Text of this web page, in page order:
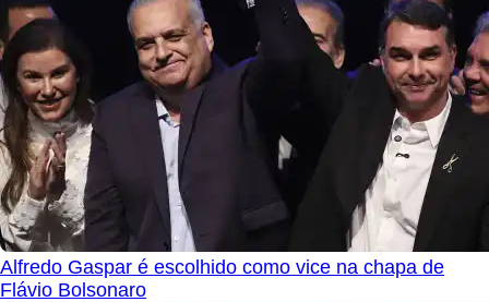
Alfredo Gaspar é escolhido como vice na chapa de
Flávio Bolsonaro